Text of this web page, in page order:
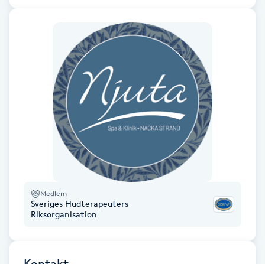
Hårborttagning
Hårbottenbehandling
Hårförlängning
Idrottsmassage
Medlem
Sveriges Hudterapeuters
Riksorganisation